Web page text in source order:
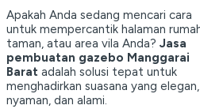
Apakah Anda sedang mencari cara
untuk mempercantik halaman
taman, atau area vila Anda? Jasa
pembuatan gazebo Manggarai
Barat adalah solusi tepat untuk
menghadirkan suasana yang elegan,
nyaman, dan alami.